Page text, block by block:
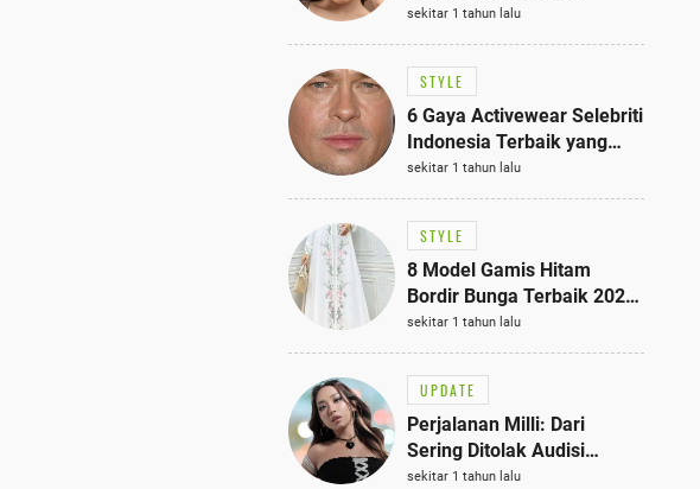
Permanen dalam 5
Langkah Sederhana
sekitar 1 tahun lalu
STYLE
6 Gaya Activewear Selebriti
Indonesia Terbaik yang
Bisa Jadi Inspirasi
Fashionmu
sekitar 1 tahun lalu
STYLE
8 Model Gamis Hitam
Bordir Bunga Terbaik 2025,
Stylish untuk Hangout
hingga Acara Semi-Formal
sekitar 1 tahun lalu
UPDATE
Perjalanan Milli: Dari
Sering Ditolak Audisi
hingga Menjadi Rapper Top
sekitar 1 tahun lalu